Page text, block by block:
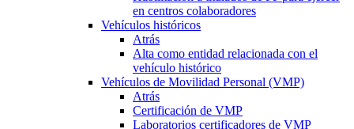
en centros colaboradores
Vehículos históricos
Atrás
Alta como entidad relacionada con el
vehículo histórico
Vehículos de Movilidad Personal (VMP)
Atrás
Certificación de VMP
Laboratorios certificadores de VMP